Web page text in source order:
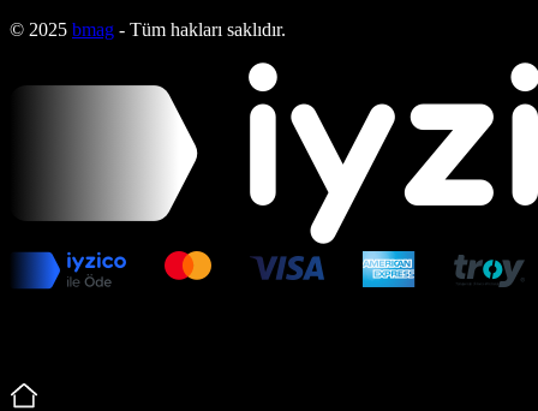
© 2025 bmag - Tüm hakları saklıdır.